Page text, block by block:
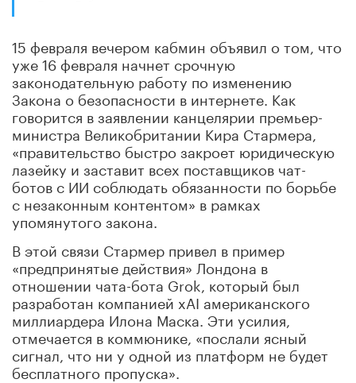
15 февраля вечером кабмин объявил о том, что
уже 16 февраля начнет срочную
законодательную работу по изменению
Закона о безопасности в интернете. Как
говорится в заявлении канцелярии премьер-
министра Великобритании Кира Стармера,
«правительство быстро закроет юридическую
лазейку и заставит всех поставщиков чат-
ботов с ИИ соблюдать обязанности по борьбе
с незаконным контентом» в рамках
упомянутого закона.
В этой связи Стармер привел в пример
«предпринятые действия» Лондона в
отношении чата-бота Grok, который был
разработан компанией xAI американского
миллиардера Илона Маска. Эти усилия,
отмечается в коммюнике, «послали ясный
сигнал, что ни у одной из платформ не будет
бесплатного пропуска».